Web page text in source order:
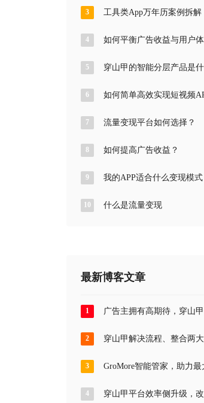
3 工具类App万年历案例拆解
4 如何平衡广告收益与用户
5 穿山甲的智能分层产品是
6 如何简单高效实现短视频
7 流量变现平台如何选择？
8 如何提高广告收益？
9 我的APP适合什么变现模式
10 什么是流量变现
最新博客文章
1
广告主拥有高期待，穿山
2
穿山甲解决流程、整合两
3
GroMore智能管家，助力最
4
穿山甲平台效率侧升级，